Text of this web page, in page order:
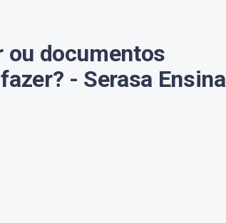
ou documentos
- Serasa Ensina